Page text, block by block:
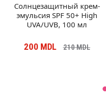
Солнцезащитный крем-
эмульсия SPF 50+ High
UVA/UVB, 100 мл
200 MDL 210MDL